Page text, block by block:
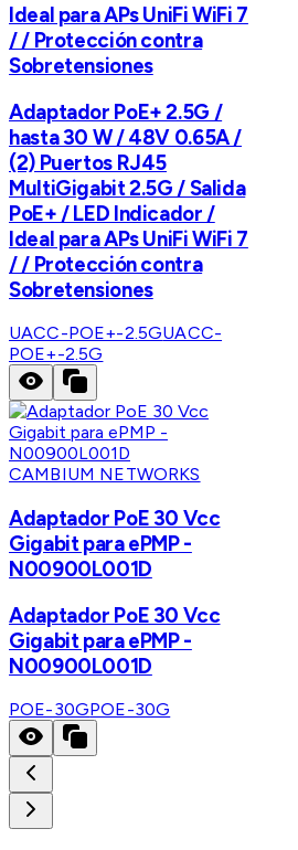
Ideal para APs UniFi WiFi 7
/ / Protección contra
Sobretensiones
Adaptador PoE+ 2.5G /
hasta 30 W / 48V 0.65A /
(2) Puertos RJ45
MultiGigabit 2.5G / Salida
PoE+ / LED Indicador /
Ideal para APs UniFi WiFi 7
/ / Protección contra
Sobretensiones
UACC-POE+-2.5GUACC-
POE+-2.5G
CAMBIUM NETWORKS
Adaptador PoE 30 Vcc
Gigabit para ePMP -
N00900L001D
Adaptador PoE 30 Vcc
Gigabit para ePMP -
N00900L001D
POE-30GPOE-30G